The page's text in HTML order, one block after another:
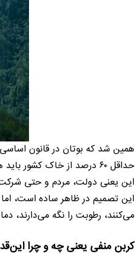
همین شد که بوتان در قانون
حداقل ۶۰ درصد از خاک کشور باید همیشه جنگل باقی بماند.
این یعنی دولت، مردم و حتی
این تصمیم در ظاهر ساده است،
می‌کنند، رطوبت را نگه می‌دارند،
کربن منفی یعنی چه و چرا